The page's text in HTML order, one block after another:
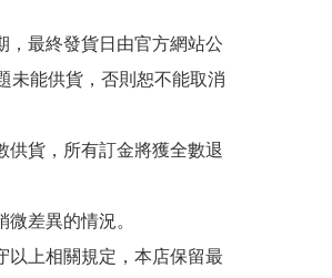
，最終發貨日由官方網站公
未能供貨，否則恕不能取消
供貨，所有訂金將獲全數退
差異的情況。
以上相關規定，本店保留最